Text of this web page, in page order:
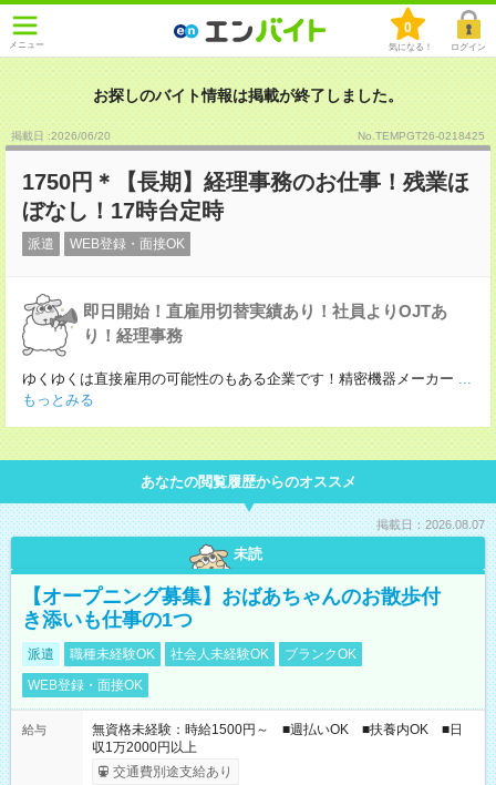
メニュー
0
気になる！ ログイン
お探しのバイト情報は掲載が終了しました。
掲載日 :2026/06/20 No.TEMPGT26-0218425
1750円＊【長期】経理事務のお仕事！残業ほ
ぼなし！17時台定時
派遣 WEB登録・面接OK
即日開始！直雇用切替実績あり！社員よりOJTあ
り！経理事務
ゆくゆくは直接雇用の可能性のもある企業です！精密機器メーカー ...
もっとみる
あなたの閲覧履歴からのオススメ
掲載日：2026.08.07
未読
【オープニング募集】おばあちゃんのお散歩付
き添いも仕事の1つ
派遣 職種未経験OK 社会人未経験OK
ブランクOK
WEB登録・面接OK
給与
無資格未経験：時給1500円～ ■週払いOK ■扶養内OK ■日
収1万2000円以上
交通費別途支給あり